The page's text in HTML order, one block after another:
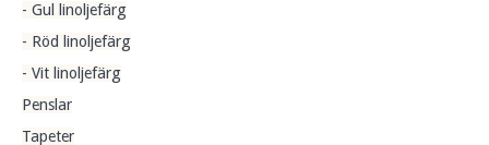
- Gul linoljefärg
- Röd linoljefärg
- Vit linoljefärg
Penslar
Tapeter